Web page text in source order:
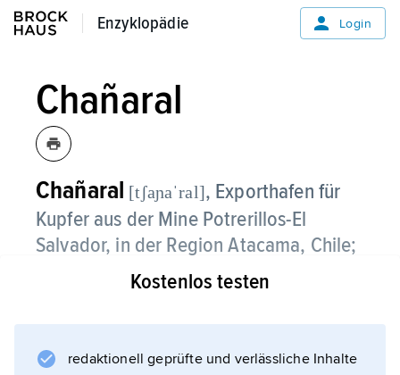
Enzyklopädie
Enzyklopädie Login
Chañaral
Chañaral [tʃaɲaˈral], Exporthafen für
Kupfer aus der Mine Potrerillos-El
Salvador, in der Region Atacama, Chile;
13 500 Einwohner.Kostenlos testen
redaktionell geprüfte und verlässliche Inhalte